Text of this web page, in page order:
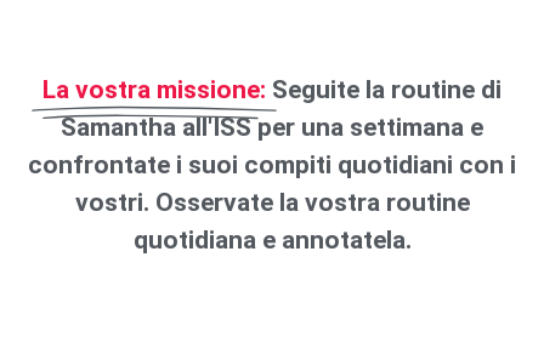
La vostra missione: Seguite la routine di
Samantha all'ISS per una settimana e
confrontate i suoi compiti quotidiani con i
vostri. Osservate la vostra routine
quotidiana e annotatela.